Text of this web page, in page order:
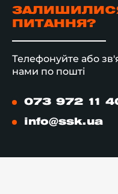
ПИТАННЯ?
Телефонуйте або
нами по пошті
073 972 11
info@ssk.ua